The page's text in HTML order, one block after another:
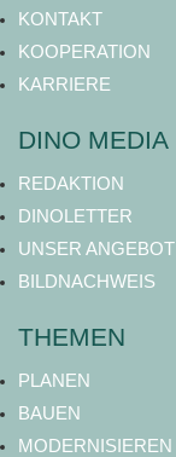
KONTAKT
KOOPERATION
KARRIERE
DINO MEDIA
REDAKTION
DINOLETTER
UNSER ANGEBOT
BILDNACHWEIS
THEMEN
PLANEN
BAUEN
MODERNISIEREN